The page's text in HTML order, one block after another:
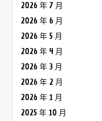
2026 年 7 月
2026 年 6 月
2026 年 5 月
2026 年 4 月
2026 年 3 月
2026 年 2 月
2026 年 1 月
2025 年 10 月